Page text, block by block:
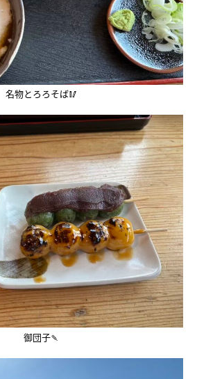
名物とろろそば🥢
御団子🍡